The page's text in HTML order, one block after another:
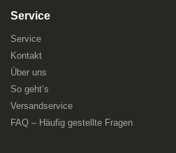
Service
Service
Kontakt
Über uns
So geht’s
Versandservice
FAQ – Häufig gestellte Fragen